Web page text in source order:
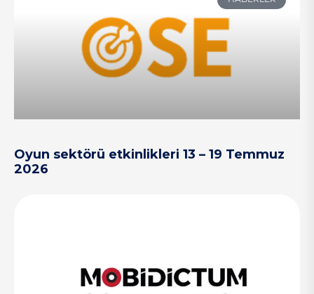
Oyun sektörü etkinlikleri 13 – 19 Temmuz
2026